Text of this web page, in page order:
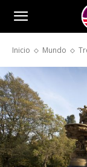
Viaje
Voy
Inicio Mundo